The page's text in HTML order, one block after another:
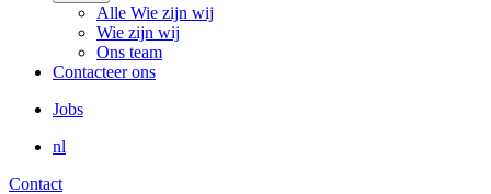
Alle Wie zijn wij
Wie zijn wij
Ons team
Contacteer ons
Jobs
nl
Contact